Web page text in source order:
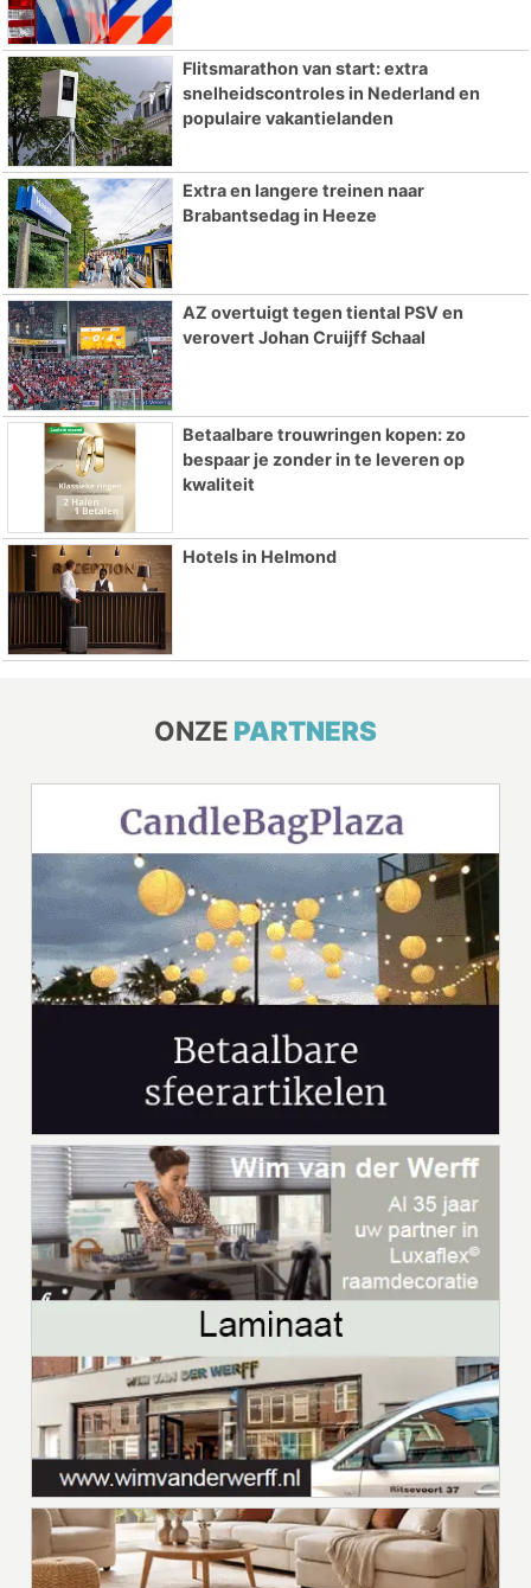
Flitsmarathon van start: extra
snelheidscontroles in Nederland en
populaire vakantielanden
Extra en langere treinen naar
Brabantsedag in Heeze
AZ overtuigt tegen tiental PSV en
verovert Johan Cruijff Schaal
Betaalbare trouwringen kopen: zo
bespaar je zonder in te leveren op
kwaliteit
Hotels in Helmond
ONZE PARTNERS